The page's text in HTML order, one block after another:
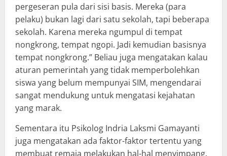
pergeseran pula dari sisi basis. Mereka (para
pelaku) bukan lagi dari satu sekolah, tapi beberapa
sekolah. Karena mereka ngumpul di tempat
nongkrong, tempat ngopi. Jadi kemudian basisnya
tempat nongkrong.” Beliau juga mengatakan kalau
aturan pemerintah yang tidak memperbolehkan
siswa yang belum mempunyai SIM, mengendarai
sangat mendukung untuk mengatasi kejahatan
yang marak.
Sementara itu Psikolog Indria Laksmi Gamayanti
juga mengatakan ada faktor-faktor tertentu yang
membuat remaja melakukan hal-hal menyimpang.